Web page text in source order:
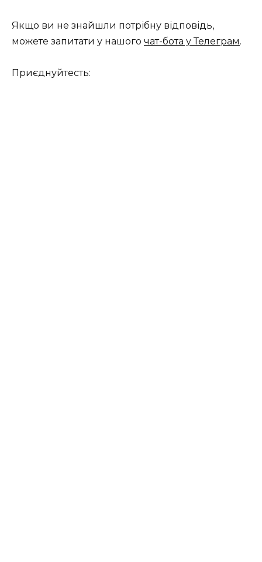
Якщо ви не знайшли потрібну відповідь,
можете запитати у нашого чат-бота у Телеграм.
Приєднуйтесть: